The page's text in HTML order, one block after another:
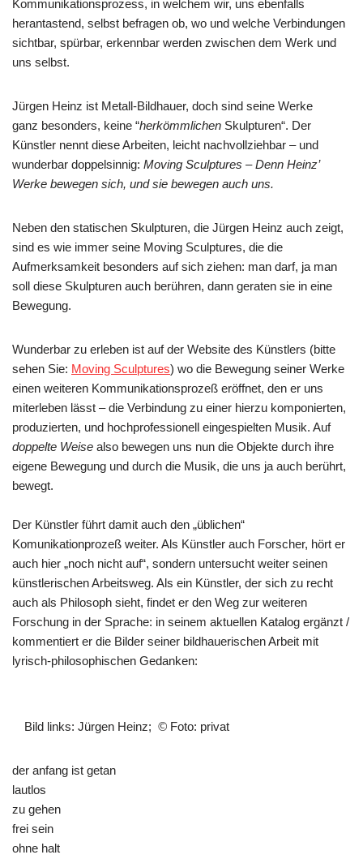
Kommunikationsprozess, in welchem wir, uns ebenfalls
herantastend, selbst befragen ob, wo und welche Verbindungen
sichtbar, spürbar, erkennbar werden zwischen dem Werk und
uns selbst.
Jürgen Heinz ist Metall-Bildhauer, doch sind seine Werke
ganz besonders, keine “herkömmlichen Skulpturen“. Der
Künstler nennt diese Arbeiten, leicht nachvollziehbar – und
wunderbar doppelsinnig: Moving Sculptures – Denn Heinz’
Werke bewegen sich, und sie bewegen auch uns.
Neben den statischen Skulpturen, die Jürgen Heinz auch zeigt,
sind es wie immer seine Moving Sculptures, die die
Aufmerksamkeit besonders auf sich ziehen: man darf, ja man
soll diese Skulpturen auch berühren, dann geraten sie in eine
Bewegung.
Wunderbar zu erleben ist auf der Website des Künstlers (bitte
sehen Sie: Moving Sculptures) wo die Bewegung seiner Werke
einen weiteren Kommunikationsprozeß eröffnet, den er uns
miterleben lässt – die Verbindung zu einer hierzu komponierten,
produzierten, und hochprofessionell eingespielten Musik. Auf
doppelte Weise also bewegen uns nun die Objekte durch ihre
eigene Bewegung und durch die Musik, die uns ja auch berührt,
bewegt.
Der Künstler führt damit auch den „üblichen“
Komunikationprozeß weiter. Als Künstler auch Forscher, hört er
auch hier „noch nicht auf“, sondern untersucht weiter seinen
künstlerischen Arbeitsweg. Als ein Künstler, der sich zu recht
auch als Philosoph sieht, findet er den Weg zur weiteren
Forschung in der Sprache: in seinem aktuellen Katalog ergänzt /
kommentiert er die Bilder seiner bildhauerischen Arbeit mit
lyrisch-philosophischen Gedanken:
Bild links: Jürgen Heinz; © Foto: privat
der anfang ist getan
lautlos
zu gehen
frei sein
ohne halt